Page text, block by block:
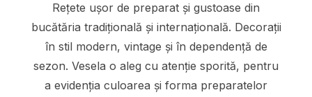
Rețete ușor de preparat și gustoase din
bucătăria tradițională și internațională. Decorații
în stil modern, vintage și în dependență de
sezon. Vesela o aleg cu atenție sporită, pentru
a evidenția culoarea și forma preparatelor